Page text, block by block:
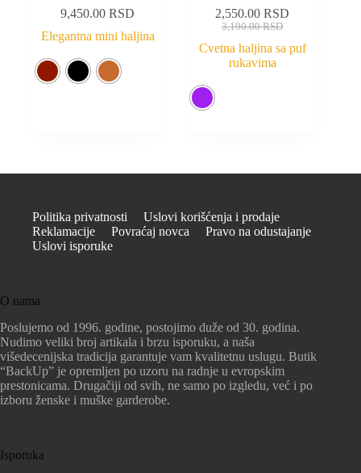
9,450.00RSD
Elegantna mini haljina
3,190.00RSD
2,550.00RSD
Cvetna haljina sa puf
rukavima
Politika privatnosti
Uslovi korišćenja i prodaje
Reklamacije
Povraćaj novca
Pravo na odustajanje
Uslovi isporuke
O nama
Poslujemo od 1996. godine, postojimo duže od 30. godina.
Nudimo veliki broj artikala i brzu isporuku, a naša
višedecenijska tradicija garantuje vam kvalitetnu uslugu. Butik
“BackUp” je opremljen po uzoru na radnje u evropskim
prestonicama. Drugačiji od svih, ne samo po izgledu, već i po
izboru ženske i muške garderobe.
Isporuka